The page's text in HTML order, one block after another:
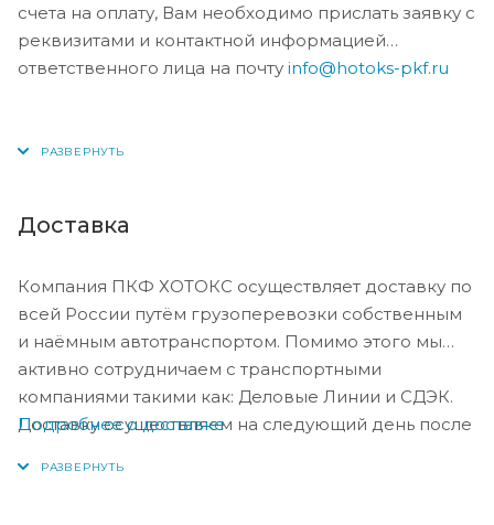
счета на оплату, Вам необходимо прислать заявку с
реквизитами и контактной информацией
ответственного лица на почту info@hotoks-pkf.ru
Доставка
Компания ПКФ ХОТОКС осуществляет доставку по
всей России путём грузоперевозки собственным
и наёмным автотранспортом. Помимо этого мы
активно сотрудничаем с транспортными
компаниями такими как: Деловые Линии и СДЭК.
Доставку осуществляем на следующий день после
Подробнее о доставке